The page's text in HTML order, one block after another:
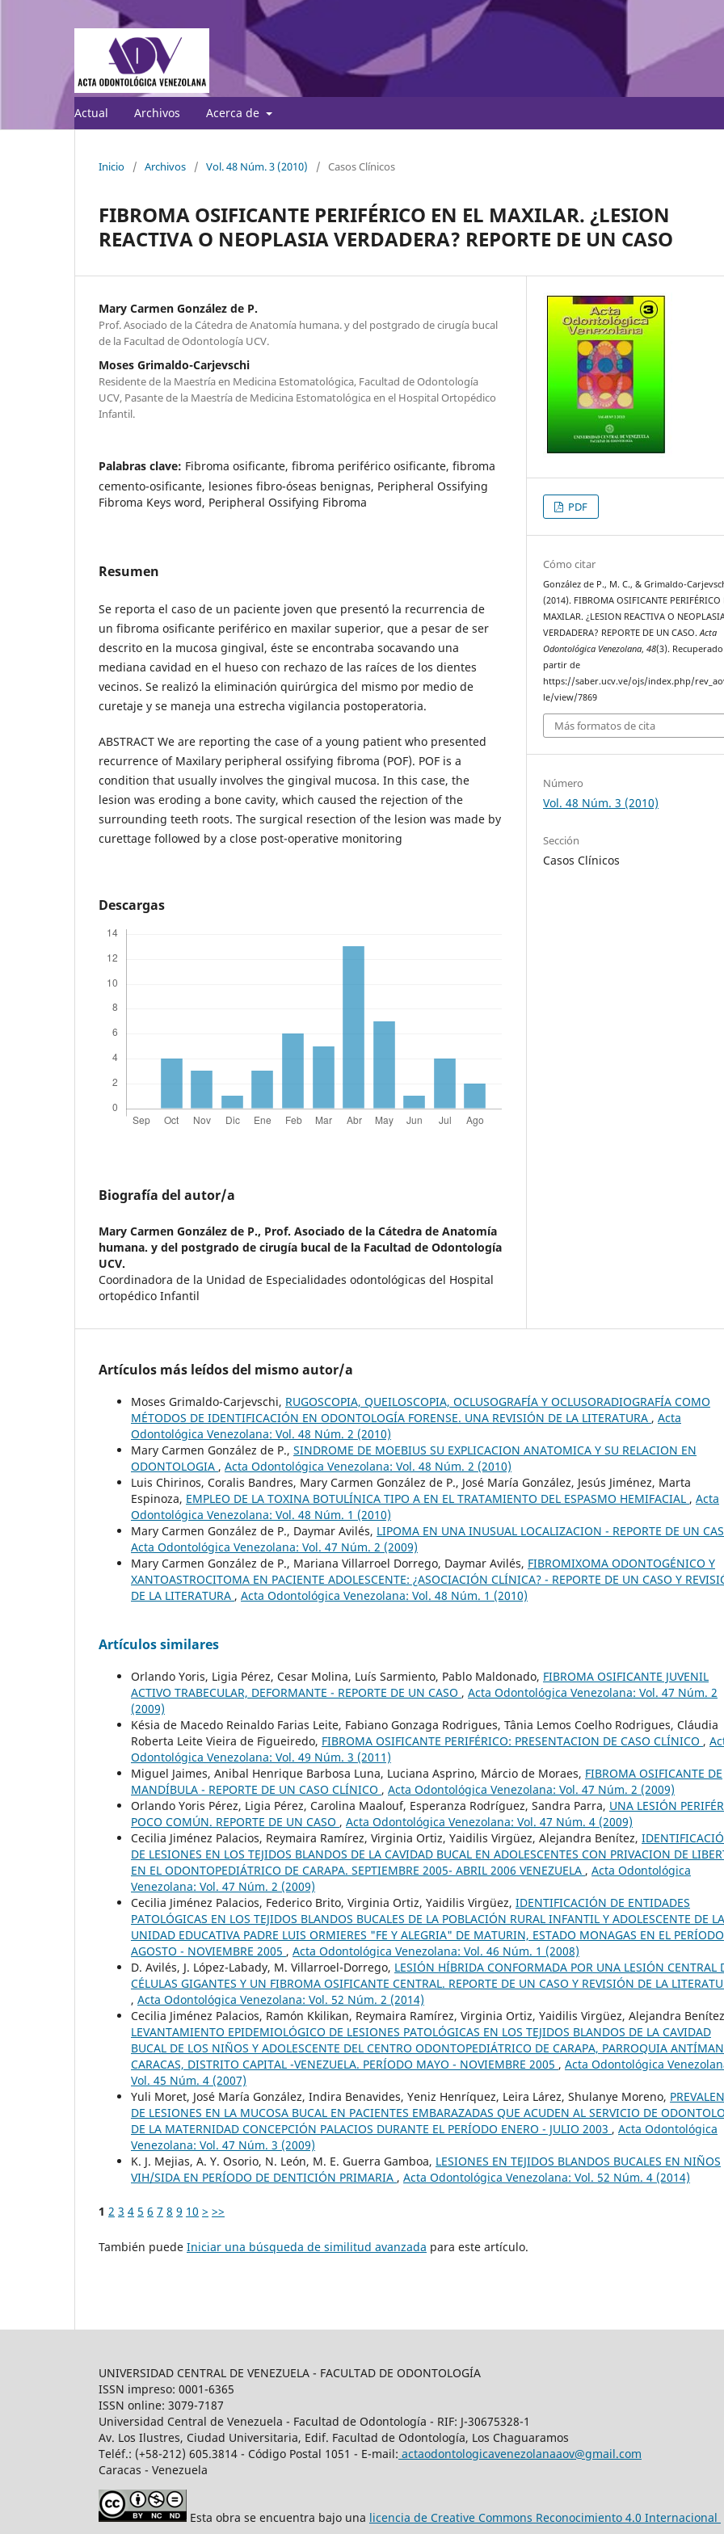
Actual Archivos Acerca de
Inicio / Archivos / Vol. 48 Núm. 3 (2010) / Casos Clínicos
FIBROMA OSIFICANTE PERIFÉRICO EN EL MAXILAR. ¿LESION
REACTIVA O NEOPLASIA VERDADERA? REPORTE DE UN CASO
Mary Carmen González de P.
Prof. Asociado de la Cátedra de Anatomía humana. y del postgrado de cirugía bucal
de la Facultad de Odontología UCV.
Moses Grimaldo-Carjevschi
Residente de la Maestría en Medicina Estomatológica, Facultad de Odontología
UCV, Pasante de la Maestría de Medicina Estomatológica en el Hospital Ortopédico
Infantil.
Palabras clave: Fibroma osificante, fibroma periférico osificante, fibroma
cemento-osificante, lesiones fibro-óseas benignas, Peripheral Ossifying
Fibroma Keys word, Peripheral Ossifying Fibroma
Resumen
Se reporta el caso de un paciente joven que presentó la recurrencia de
un fibroma osificante periférico en maxilar superior, que a pesar de ser
descrito en la mucosa gingival, éste se encontraba socavando una
mediana cavidad en el hueso con rechazo de las raíces de los dientes
vecinos. Se realizó la eliminación quirúrgica del mismo por medio de
curetaje y se maneja una estrecha vigilancia postoperatoria.
ABSTRACT We are reporting the case of a young patient who presented
recurrence of Maxilary peripheral ossifying fibroma (POF). POF is a
condition that usually involves the gingival mucosa. In this case, the
lesion was eroding a bone cavity, which caused the rejection of the
surrounding teeth roots. The surgical resection of the lesion was made by
curettage followed by a close post-operative monitoring
Descargas
Biografía del autor/a
Mary Carmen González de P., Prof. Asociado de la Cátedra de Anatomía
humana. y del postgrado de cirugía bucal de la Facultad de Odontología
UCV.
Coordinadora de la Unidad de Especialidades odontológicas del Hospital
ortopédico Infantil
PDF
Cómo citar
González de P., M. C., & Grimaldo-
(2014). FIBROMA OSIFICANTE PERIFÉRICO
MAXILAR. ¿LESION REACTIVA O
VERDADERA? REPORTE DE UN CASO.Acta
Odontológica Venezolana,48(3).
partir de
https://saber.ucv.ve/ojs/index.php/
le/view/7869
Más formatos de cita
Número
Vol. 48 Núm. 3 (2010)
Sección
Casos Clínicos
Artículos más leídos del mismo autor/a
Moses Grimaldo-Carjevschi, RUGOSCOPIA, QUEILOSCOPIA, OCLUSOGRAFÍA Y OCLUSORADIOGRAFÍA COMO
MÉTODOS DE IDENTIFICACIÓN EN ODONTOLOGÍA FORENSE. UNA REVISIÓN DE LA LITERATURA , Acta
Odontológica Venezolana: Vol. 48 Núm. 2 (2010)
Mary Carmen González de P., SINDROME DE MOEBIUS SU EXPLICACION ANATOMICA Y SU RELACION EN
ODONTOLOGIA , Acta Odontológica Venezolana: Vol. 48 Núm. 2 (2010)
Luis Chirinos, Coralis Bandres, Mary Carmen González de P., José María González, Jesús Jiménez, Marta
Espinoza, EMPLEO DE LA TOXINA BOTULÍNICA TIPO A EN EL TRATAMIENTO DEL ESPASMO HEMIFACIAL , Acta
Odontológica Venezolana: Vol. 48 Núm. 1 (2010)
Mary Carmen González de P., Daymar Avilés, LIPOMA EN UNA INUSUAL LOCALIZACION - REPORTE DE UN
Acta Odontológica Venezolana: Vol. 47 Núm. 2 (2009)
Mary Carmen González de P., Mariana Villarroel Dorrego, Daymar Avilés, FIBROMIXOMA ODONTOGÉNICO Y
XANTOASTROCITOMA EN PACIENTE ADOLESCENTE: ¿ASOCIACIÓN CLÍNICA? - REPORTE DE UN CASO Y
DE LA LITERATURA , Acta Odontológica Venezolana: Vol. 48 Núm. 1 (2010)
Artículos similares
Orlando Yoris, Ligia Pérez, Cesar Molina, Luís Sarmiento, Pablo Maldonado, FIBROMA OSIFICANTE JUVENIL
ACTIVO TRABECULAR, DEFORMANTE - REPORTE DE UN CASO , Acta Odontológica Venezolana: Vol. 47 Núm. 2
(2009)
Késia de Macedo Reinaldo Farias Leite, Fabiano Gonzaga Rodrigues, Tânia Lemos Coelho Rodrigues, Cláudia
Roberta Leite Vieira de Figueiredo, FIBROMA OSIFICANTE PERIFÉRICO: PRESENTACION DE CASO CLÍNICO ,
Odontológica Venezolana: Vol. 49 Núm. 3 (2011)
Miguel Jaimes, Anibal Henrique Barbosa Luna, Luciana Asprino, Márcio de Moraes, FIBROMA OSIFICANTE DE
MANDÍBULA - REPORTE DE UN CASO CLÍNICO , Acta Odontológica Venezolana: Vol. 47 Núm. 2 (2009)
Orlando Yoris Pérez, Ligia Pérez, Carolina Maalouf, Esperanza Rodríguez, Sandra Parra, UNA LESIÓN
POCO COMÚN. REPORTE DE UN CASO , Acta Odontológica Venezolana: Vol. 47 Núm. 4 (2009)
Cecilia Jiménez Palacios, Reymaira Ramírez, Virginia Ortiz, Yaidilis Virgüez, Alejandra Benítez,
DE LESIONES EN LOS TEJIDOS BLANDOS DE LA CAVIDAD BUCAL EN ADOLESCENTES CON PRIVACION DE
EN EL ODONTOPEDIÁTRICO DE CARAPA. SEPTIEMBRE 2005- ABRIL 2006 VENEZUELA , Acta Odontológica
Venezolana: Vol. 47 Núm. 2 (2009)
Cecilia Jiménez Palacios, Federico Brito, Virginia Ortiz, Yaidilis Virgüez, IDENTIFICACIÓN DE ENTIDADES
PATOLÓGICAS EN LOS TEJIDOS BLANDOS BUCALES DE LA POBLACIÓN RURAL INFANTIL Y ADOLESCENTE DE LA
UNIDAD EDUCATIVA PADRE LUIS ORMIERES "FE Y ALEGRIA" DE MATURIN, ESTADO MONAGAS EN EL PERÍODO
AGOSTO - NOVIEMBRE 2005 , Acta Odontológica Venezolana: Vol. 46 Núm. 1 (2008)
D. Avilés, J. López-Labady, M. Villarroel-Dorrego, LESIÓN HÍBRIDA CONFORMADA POR UNA LESIÓN CENTRAL
CÉLULAS GIGANTES Y UN FIBROMA OSIFICANTE CENTRAL. REPORTE DE UN CASO Y REVISIÓN DE LA
, Acta Odontológica Venezolana: Vol. 52 Núm. 2 (2014)
Cecilia Jiménez Palacios, Ramón Kkilikan, Reymaira Ramírez, Virginia Ortiz, Yaidilis Virgüez, Alejandra
LEVANTAMIENTO EPIDEMIOLÓGICO DE LESIONES PATOLÓGICAS EN LOS TEJIDOS BLANDOS DE LA CAVIDAD
BUCAL DE LOS NIÑOS Y ADOLESCENTE DEL CENTRO ODONTOPEDIÁTRICO DE CARAPA, PARROQUIA
CARACAS, DISTRITO CAPITAL -VENEZUELA. PERÍODO MAYO - NOVIEMBRE 2005 , Acta Odontológica
Vol. 45 Núm. 4 (2007)
Yuli Moret, José María González, Indira Benavides, Yeniz Henríquez, Leira Lárez, Shulanye Moreno,
DE LESIONES EN LA MUCOSA BUCAL EN PACIENTES EMBARAZADAS QUE ACUDEN AL SERVICIO DE
DE LA MATERNIDAD CONCEPCIÓN PALACIOS DURANTE EL PERÍODO ENERO - JULIO 2003 , Acta Odontológica
Venezolana: Vol. 47 Núm. 3 (2009)
K. J. Mejias, A. Y. Osorio, N. León, M. E. Guerra Gamboa, LESIONES EN TEJIDOS BLANDOS BUCALES EN NIÑOS
VIH/SIDA EN PERÍODO DE DENTICIÓN PRIMARIA , Acta Odontológica Venezolana: Vol. 52 Núm. 4 (2014)
1 2 3 4 5 6 7 8 9 10 > >>
También puede Iniciar una búsqueda de similitud avanzada para este artículo.
UNIVERSIDAD CENTRAL DE VENEZUELA - FACULTAD DE ODONTOLOGÍA
ISSN impreso: 0001-6365
ISSN online: 3079-7187
Universidad Central de Venezuela - Facultad de Odontología - RIF: J-30675328-1
Av. Los Ilustres, Ciudad Universitaria, Edif. Facultad de Odontología, Los Chaguaramos
Teléf.: (+58-212) 605.3814 - Código Postal 1051 - E-mail: actaodontologicavenezolanaaov@gmail.com
Caracas - Venezuela
Esta obra se encuentra bajo una licencia de Creative Commons Reconocimiento 4.0 Internacional